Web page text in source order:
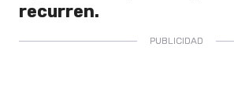
recurren.